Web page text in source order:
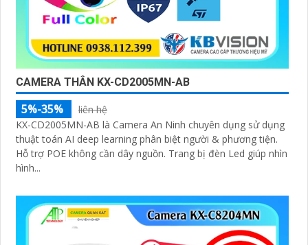
CAMERA THÂN KX-CD2005MN-AB
5%-35%
liên hệ
KX-CD2005MN-AB là Camera An Ninh chuyên dụng sử dụng
thuật toán AI deep learning phân biệt người & phương tiện.
Hỗ trợ POE không cần dây nguồn. Trang bị đèn Led giúp nhìn
hình...